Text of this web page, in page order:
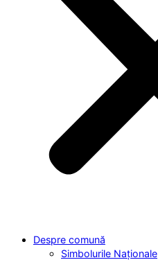
Despre comună
Simbolurile Naționale